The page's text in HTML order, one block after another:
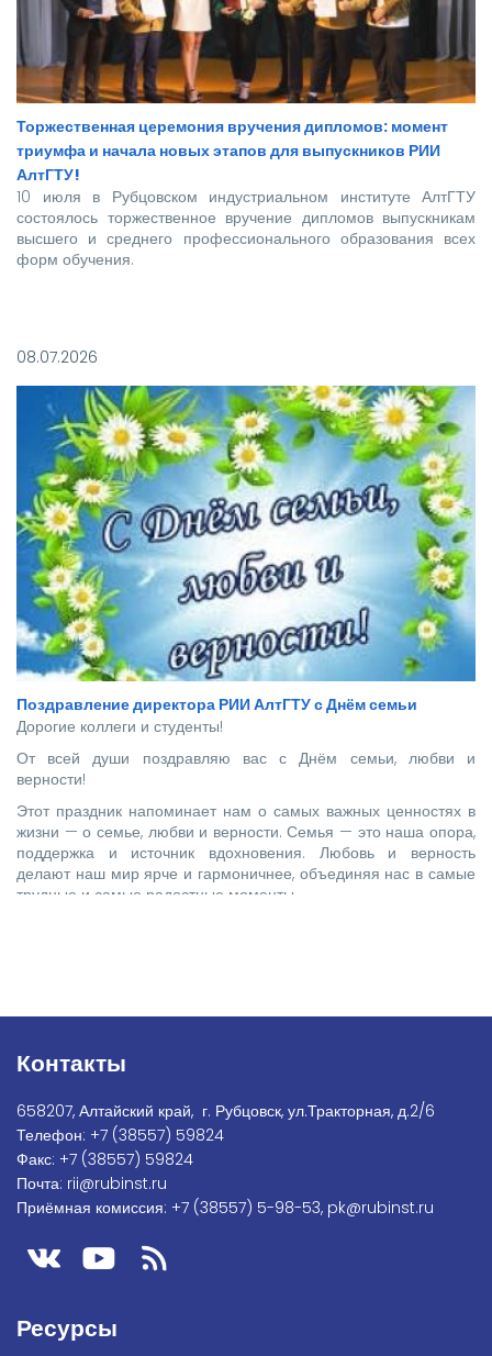
Торжественная церемония вручения дипломов: момент
триумфа и начала новых этапов для выпускников РИИ
АлтГТУ!
10 июля в Рубцовском индустриальном институте АлтГТУ
состоялось торжественное вручение дипломов выпускникам
высшего и среднего профессионального образования всех
форм обучения.
высококвалифицированных специалистов, которым предстоит
стать надежной опорой и строить будущее нашей великой
страны.
08.07.2026
Поздравление директора РИИ АлтГТУ с Днём семьи
Дорогие коллеги и студенты!
От всей души поздравляю вас с Днём семьи, любви и
верности!
Этот праздник напоминает нам о самых важных ценностях в
жизни — о семье, любви и верности. Семья — это наша опора,
поддержка и источник вдохновения. Любовь и верность
делают наш мир ярче и гармоничнее, объединяя нас в самые
трудные и самые радостные моменты.
Контакты
658207, Алтайский край, г. Рубцовск, ул.Тракторная, д.2/6
Телефон: +7 (38557) 59824
Факс: +7 (38557) 59824
Почта: rii@rubinst.ru
Приёмная комиссия: +7 (38557) 5-98-53, pk@rubinst.ru
Ресурсы